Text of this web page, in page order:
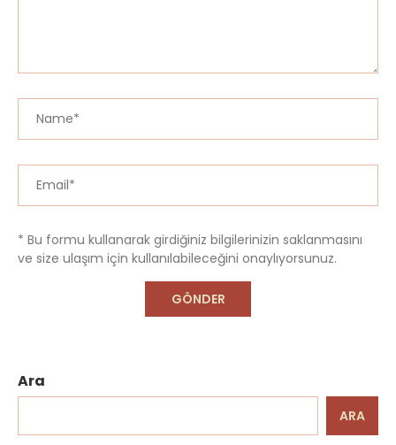
* Bu formu kullanarak girdiğiniz bilgilerinizin saklanmasını
ve size ulaşım için kullanılabileceğini onaylıyorsunuz.
Ara
ARA